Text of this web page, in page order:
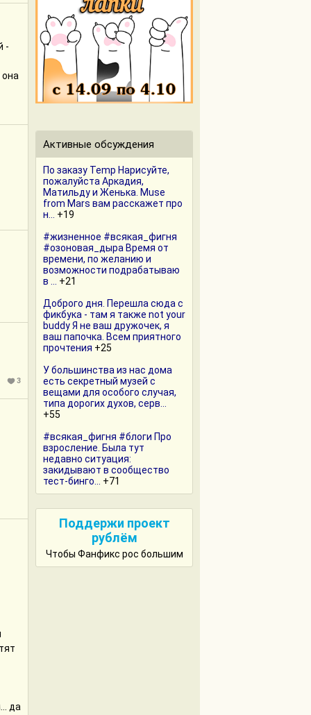
-
3
да
Активные обсуждения
По заказу Теmр Нарисуйте,
пожалуйста Аркадия,
Матильду и Женька. Muse
from Mars вам расскажет про
н...
+19
#жизненное #всякая_фигня
#озоновая_дыра Время от
времени, по желанию и
возможности подрабатываю
в ...
+21
Доброго дня. Перешла сюда с
фикбука - там я также not your
buddy Я не ваш дружочек, я
ваш папочка. Всем приятного
прочтения +25
У большинства из нас дома
есть секретный музей с
вещами для особого случая,
типа дорогих духов, серв...
+55
#всякая_фигня #блоги Про
взросление. Была тут
недавно ситуация:
закидывают в сообщество
тест-бинго...
+71
Поддержи проект
рублём
Чтобы Фанфикс рос большим